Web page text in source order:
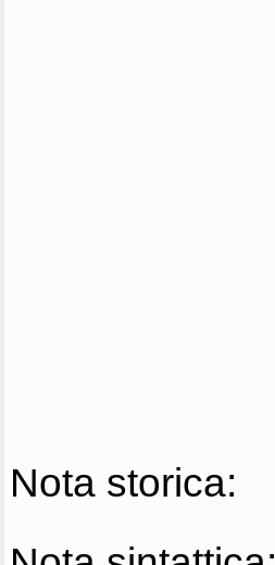
Nota storica: